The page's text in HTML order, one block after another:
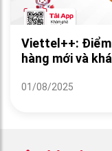
Viettel++:
hàng mới và
01/08/2025